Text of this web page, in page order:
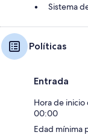
Sistema
Políticas
Entrada
Hora de
00:00
Edad mínima